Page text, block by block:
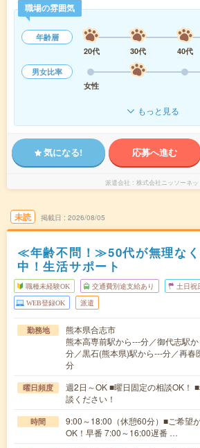
職場の雰囲気
年齢層
20代
30代 40代
男女比率
女性
もっと見る
気になる! 応募へ進む
派遣会社 株式会社ニッソーネッ
未読 掲載日 2026/08/05
≪年齢不問！≫50代が無理な
中！生活サポート
職種未経験OK 交通費別途支給あり 土日祝
WEB登録OK 派遣
勤務地
熊本県合志市
熊本高専前駅から---分／御代志駅
分／黒石(熊本県)駅から---分／再春
分
曜日頻度
週2日～OK ■曜日固定の相談OK！
談ください！
時間
9:00～18:00（休憩60分）■ご希望
OK！早番 7:00～16:00遅番 …